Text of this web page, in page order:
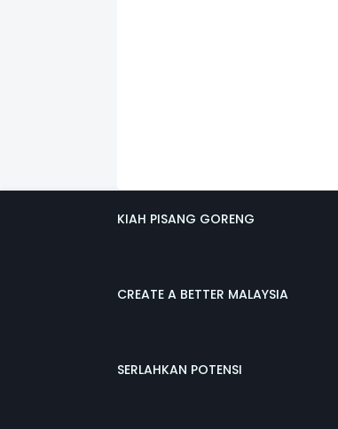
KIAH PISANG GORENG
CREATE A BETTER MALAYSIA
SERLAHKAN POTENSI